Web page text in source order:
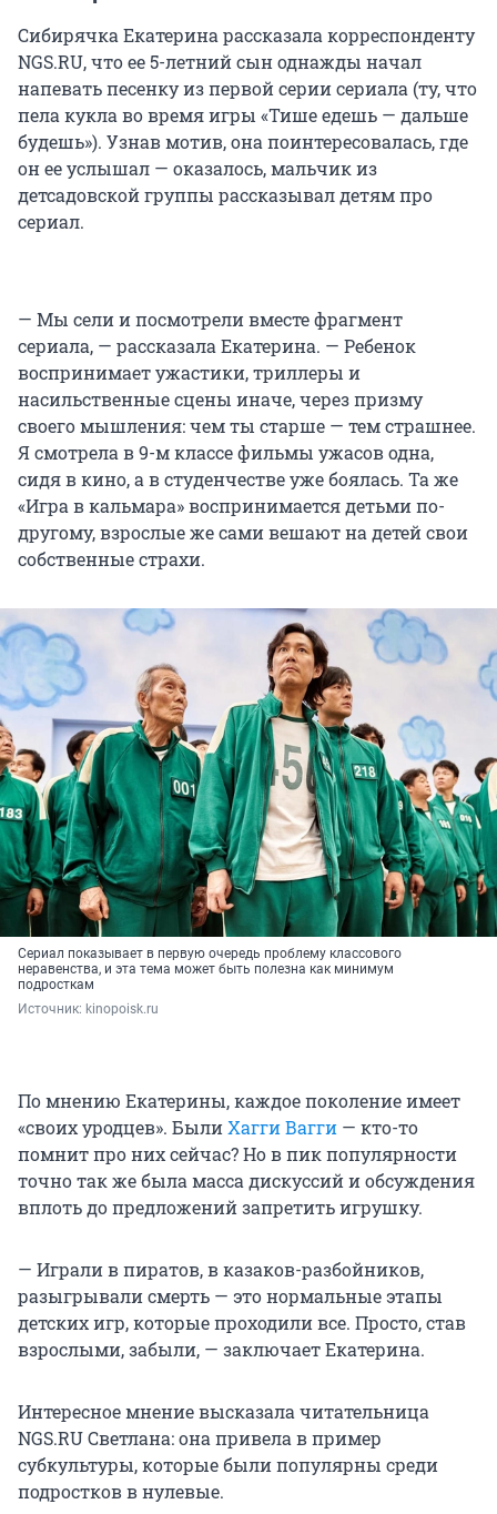
Сибирячка Екатерина рассказала корреспонденту
NGS.RU, что ее 5-летний сын однажды начал
напевать песенку из первой серии сериала (ту, что
пела кукла во время игры «Тише едешь — дальше
будешь»). Узнав мотив, она поинтересовалась, где
он ее услышал — оказалось, мальчик из
детсадовской группы рассказывал детям про
сериал.
— Мы сели и посмотрели вместе фрагмент
сериала, — рассказала Екатерина. — Ребенок
воспринимает ужастики, триллеры и
насильственные сцены иначе, через призму
своего мышления: чем ты старше — тем страшнее.
Я смотрела в 9-м классе фильмы ужасов одна,
сидя в кино, а в студенчестве уже боялась. Та же
«Игра в кальмара» воспринимается детьми по-
другому, взрослые же сами вешают на детей свои
собственные страхи.
Сериал показывает в первую очередь проблему классового
неравенства, и эта тема может быть полезна как минимум
подросткам
Источник: kinopoisk.ru
По мнению Екатерины, каждое поколение имеет
«своих уродцев». БылиХагги Вагги — кто-то
помнит про них сейчас? Но в пик популярности
точно так же была масса дискуссий и обсуждения
вплоть до предложений запретить игрушку.
— Играли в пиратов, в казаков-разбойников,
разыгрывали смерть — это нормальные этапы
детских игр, которые проходили все. Просто, став
взрослыми, забыли, — заключает Екатерина.
Интересное мнение высказала читательница
NGS.RU Светлана: она привела в пример
субкультуры, которые были популярны среди
подростков в нулевые.